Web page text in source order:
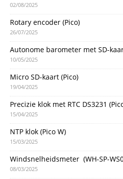
02/08/2025
Rotary encoder (Pico)
26/07/2025
Autonome barometer met SD-
10/05/2025
Micro SD-kaart (Pico)
19/04/2025
Precizie klok met RTC DS3231
15/04/2025
NTP klok (Pico W)
15/03/2025
Windsnelheidsmeter (WH-SP-
08/03/2025